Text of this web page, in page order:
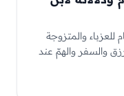
والمتزوجة
والسفر والهمّ عند